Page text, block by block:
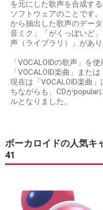
を元にした歌声を合成す
ソフトウェアのことです
から抽出した歌声のデー
音ミク」「がくっぽいど
声（ライブラリ）」があり
「VOCALOIDの歌声」を
「VOCALOID楽曲」また
現在は「VOCALOID楽曲
ちながらも、CDが
ルとなりました。
ボーカロイドの人気キ
41